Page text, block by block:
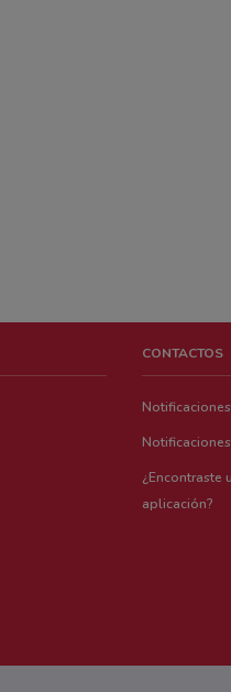
CONTACTOS
¿Encontraste
aplicación?